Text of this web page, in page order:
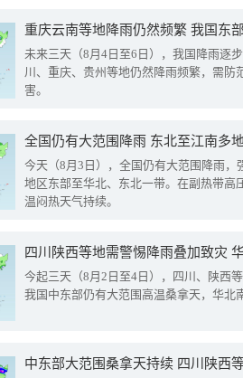
重庆云南等地降雨仍然频繁 我国东
未来三天（8月4日至6日），我国降雨逐
川、重庆、贵州等地仍然降雨频繁，需防
害。
全国仍有大范围降雨 东北至江南多
今天（8月3日），全国仍有大范围降雨，
地区东部至华北、东北一带。在副热带高
温闷热天气持续。
今起三天（8月2日至4日），四川、陕西
我国中东部仍有大范围高温桑拿天，华北
中东部大范围桑拿天持续 四川陕西